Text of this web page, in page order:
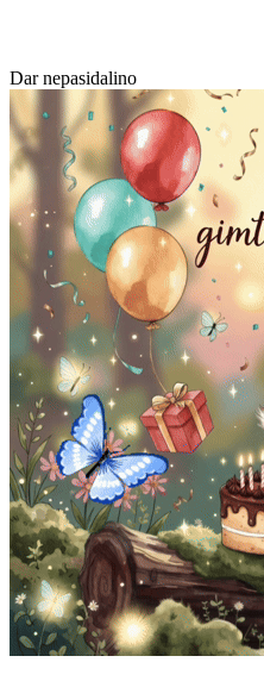
Dar nepasidalino